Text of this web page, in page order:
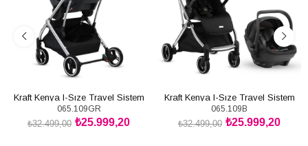
Kraft Kenya I-Sıze Travel Sistem
Bebek Arabası( Gri )
065.109GR
₺25.999,20
₺32.499,00
Kraft Kenya I-Sıze Travel Sistem
Bebek Arabası( Black )
065.109B
₺25.999,20
₺32.499,00